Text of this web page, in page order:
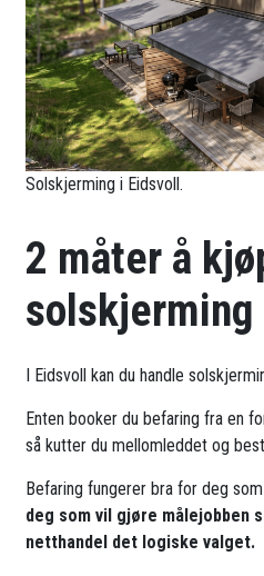
Solskjerming i Eidsvoll.
2 måter å
solskjerming
I Eidsvoll kan du handle
Enten booker du befaring fra en
så kutter du mellomleddet og
Befaring fungerer bra for deg
deg som vil gjøre målejobben
netthandel det logiske valget.